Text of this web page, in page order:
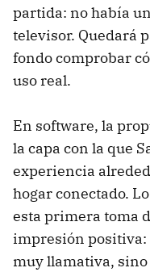
partida: no había
televisor. Quedará
fondo comprobar
uso real.
En software, la
la capa con la que
experiencia
hogar conectado.
esta primera toma
impresión
muy llamativa,